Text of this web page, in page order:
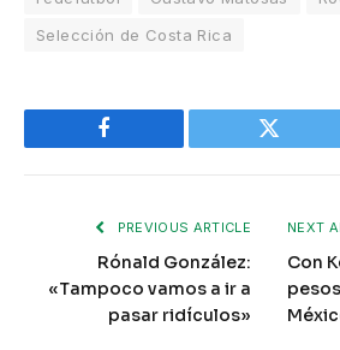
Selección de Costa Rica
Facebook Twitter
PREVIOUS ARTICLE
Rónald González:
«Tampoco vamos a ir a
pasar ridículos»
NEXT
Con